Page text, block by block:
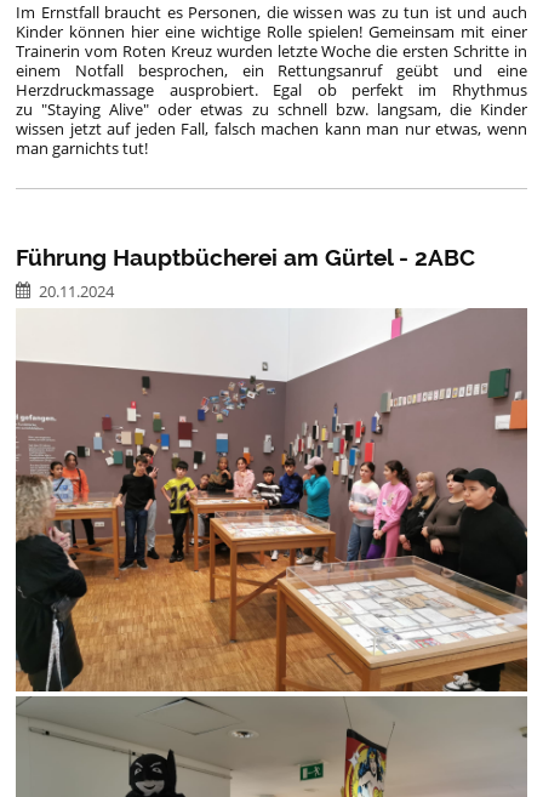
Im Ernstfall braucht es Personen, die wissen was zu tun ist und auch
Kinder können hier eine wichtige Rolle spielen! Gemeinsam mit einer
Trainerin vom Roten Kreuz wurden letzte Woche die ersten Schritte in
einem Notfall besprochen, ein Rettungsanruf geübt und eine
Herzdruckmassage ausprobiert. Egal ob perfekt im Rhythmus
zu "Staying Alive" oder etwas zu schnell bzw. langsam, die Kinder
wissen jetzt auf jeden Fall, falsch machen kann man nur etwas, wenn
man garnichts tut!
Führung Hauptbücherei am Gürtel - 2ABC
20.11.2024